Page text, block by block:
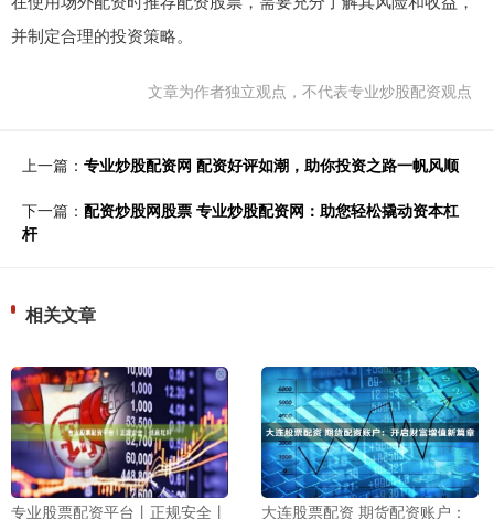
并制定合理的投资策略。
文章为作者独立观点，不代表专业炒股配资观点
上一篇： 专业炒股配资网 配资好评如潮，助你投资之路一帆风顺
下一篇： 配资炒股网股票 专业炒股配资网：助您轻松撬动资本杠
杆
相关文章
专业股票配资平台丨正规安全丨
大连股票配资 期货配资账户：